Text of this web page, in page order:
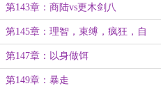
第143章：商陆vs更木剑八
第145章：理智，束缚，疯狂，自
由
第147章：以身做饵
第149章：暴走